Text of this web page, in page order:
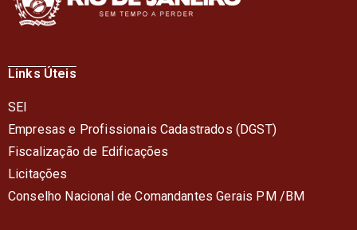
Links Úteis
SEI
Empresas e Profissionais Cadastrados (DGST)
Fiscalização de Edificações
Licitações
Conselho Nacional de Comandantes Gerais PM /BM